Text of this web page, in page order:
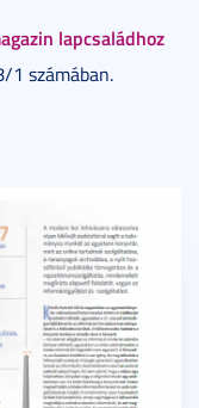
lapcsaládhoz
1 számában.